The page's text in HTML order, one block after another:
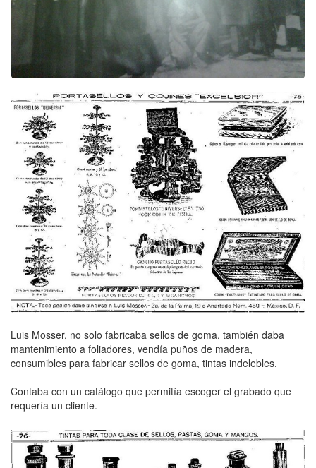
Luis Mosser, no solo fabricaba sellos de goma, también daba
mantenimiento a foliadores, vendía puños de madera,
consumibles para fabricar sellos de goma, tintas indelebles.
Contaba con un catálogo que permitía escoger el grabado que
requería un cliente.